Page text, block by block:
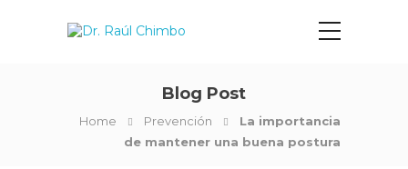
Blog Post
Home Prevención
La importancia
de mantener una buena postura